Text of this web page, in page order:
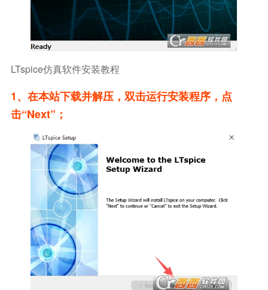
LTspice仿真软件安装教程
1、在本站下载并解压，双击运行安装程序，点
击“Next”；